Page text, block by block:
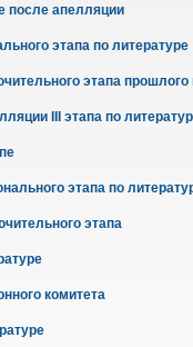
после апелляции
этапа по литературе
этапа
III этапа по
этапа по
этапа
комитета